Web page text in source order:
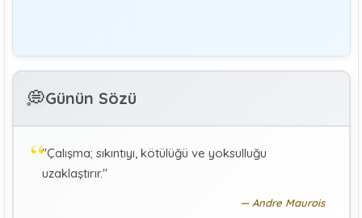
G
Özel Sağlık Hizmeti Sunucularında Görev Yapan
K KÜBRA KOÇ
Uluslararası Sosyal Politika Bağlamında İkili Sosyal
💭Günün Sözü
"Çalışma; sıkıntıyı, kötülüğü ve yoksulluğu
uzaklaştırır."
Andre Maurois